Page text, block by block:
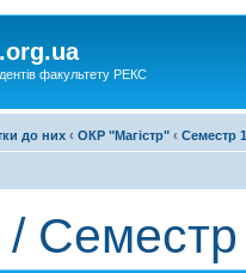
факультету РЕКС
до них ‹ ОКР "Магістр" ‹ Семестр